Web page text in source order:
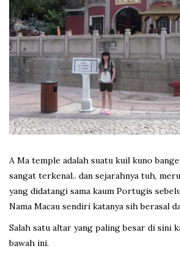
A Ma temple adalah suatu kuil kuno
sangat terkenal.. dan sejarahnya tuh,
yang didatangi sama kaum Portugis
Nama Macau sendiri katanya sih berasal
Salah satu altar yang paling besar di sini
bawah ini.